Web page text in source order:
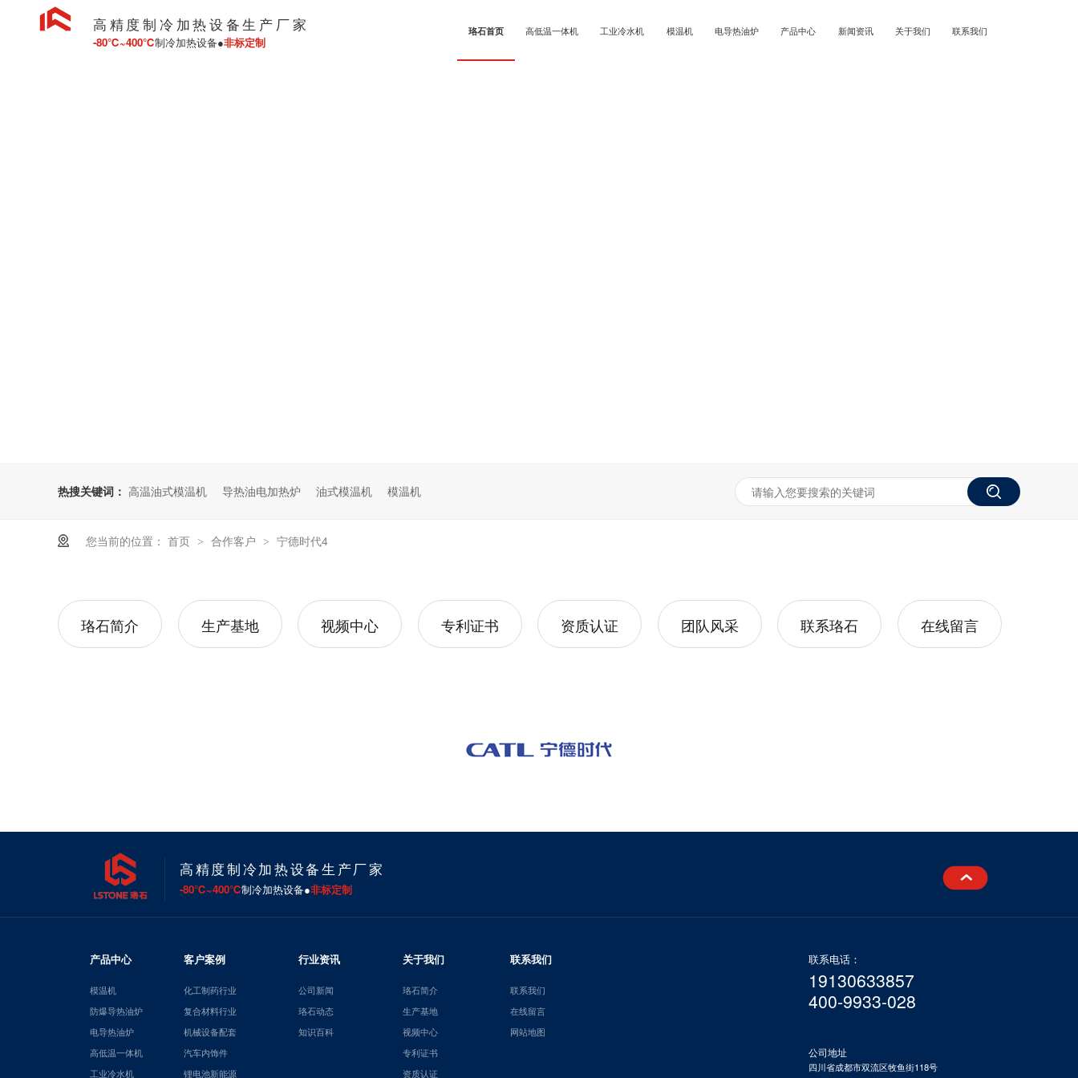
高精度制冷加热设备生产厂家
-80℃~400℃制冷加热设备●非标定制
珞石首页 高低温一体机 工业冷水机 模温机 电导热油炉 产品中心 新闻资讯 关于我们 联系我们
热搜关键词： 高温油式模温机 导热油电加热炉 油式模温机 模温机
您当前的位置： 首页 > 合作客户 > 宁德时代4
珞石简介 生产基地 视频中心 专利证书 资质认证 团队风采 联系珞石 在线留言
高精度制冷加热设备生产厂家
-80℃~400℃制冷加热设备●非标定制
产品中心
模温机
防爆导热油炉
电导热油炉
高低温一体机
工业冷水机
客户案例
化工制药行业
复合材料行业
机械设备配套
汽车内饰件
锂电池新能源
行业资讯
公司新闻
珞石动态
知识百科
关于我们
珞石简介
生产基地
视频中心
专利证书
资质认证
联系我们
联系我们
在线留言
网站地图
联系电话：
19130633857
400-9933-028
公司地址
四川省成都市双流区牧鱼街118号